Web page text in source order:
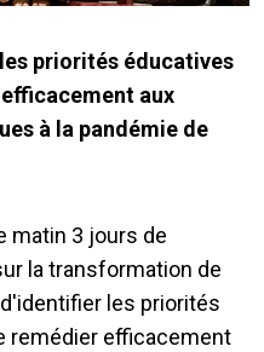
priorités éducatives
aux
à la pandémie de
matin 3 jours de
la transformation de
les priorités
remédier efficacement